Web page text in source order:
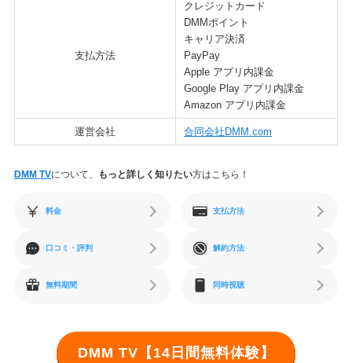
支払方法
クレジットカード
DMMポイント
キャリア決済
PayPay
Apple アプリ内課金
Google Play アプリ内課金
Amazon アプリ内課金
運営会社 合同会社DMM.com
DMM TVについて、 もっと詳しく知りたい方はこちら！
料金 支払方法
口コミ・評判 解約方法
無料期間 同時視聴
DMM TV【14日間無料体験】